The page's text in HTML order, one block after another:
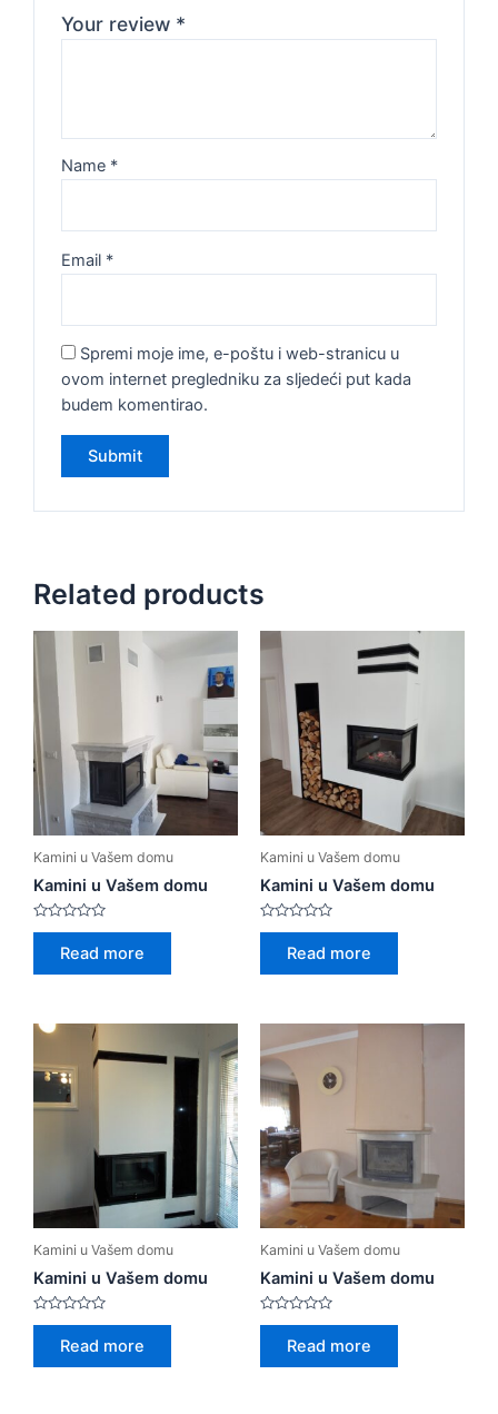
Your review *
Name *
Email *
Spremi moje ime, e-poštu i web-stranicu u
ovom internet pregledniku za sljedeći put kada
budem komentirao.
Related products
Kamini u Vašem domu
Kamini u Vašem domu
Rated
Read more
Kamini u Vašem domu
Kamini u Vašem domu
Rated
Read more
Kamini u Vašem domu
Kamini u Vašem domu
Rated
Read more
Kamini u Vašem domu
Kamini u Vašem domu
Rated
Read more